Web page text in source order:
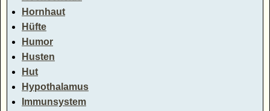
Hornhaut
Hüfte
Humor
Husten
Hut
Hypothalamus
Immunsystem